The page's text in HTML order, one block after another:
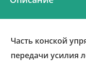
Часть конской
передачи усилия